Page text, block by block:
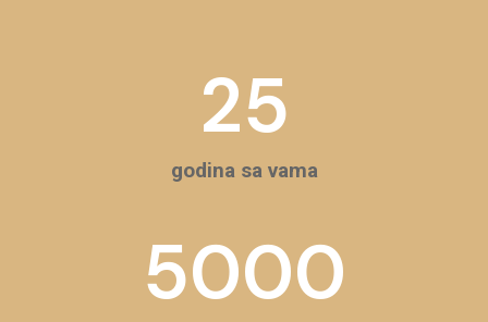
25
godina sa vama
5000